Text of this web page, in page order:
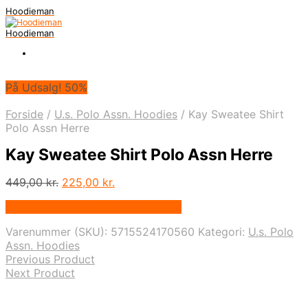
Hoodieman
Hoodieman
På Udsalg! 50%
Forside / U.s. Polo Assn. Hoodies / Kay Sweatee Shirt
Polo Assn Herre
Kay Sweatee Shirt Polo Assn Herre
449,00kr. Den
449,00 kr..
225,00 kr.
225,00 kr..
Varenummer (SKU): 5715524170560 Kategori: U.s. Polo
Assn. Hoodies
Previous Product
Next Product